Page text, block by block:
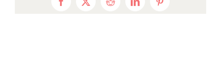
Facebook
X RedditLinkedInPinterest